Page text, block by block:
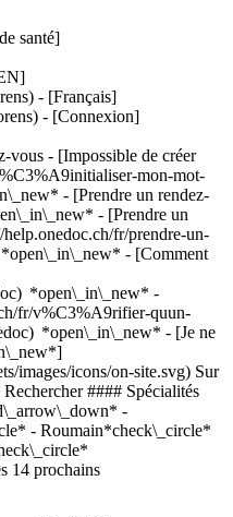
santé]
- [Français]
- [Connexion]
vous - [Impossible de créer
mon-mot-
- [Prendre un rendez-
- [Prendre un
fr/prendre-un-
- [Comment
*open\_in\_new* -
images/icons/checkmark.svg) [Masseuse classique](https://www.onedoc.ch/fr/masseur-classique/gibloux), [Réflexologue](https://www.onedoc.ch/fr/reflexologue/gibloux) Cabinet Aile d'Ange Krystel Félix Chemin de l'Essert 7 1728 Gibloux ![Mme Krystel Félix est affiliée au réseau ASCA](https://assets.onedoc.ch/images/networks/logos/496d325fd4282f2f0a46197dd629fd16fcd2d324839e441a2a65aaa74df08a15-small.png) ![Icône patient avec un signe plus annonçant que le professionnel accepte de nouveaux patients](https://www.onedoc.ch/assets/images/icons/new-patients.svg)Accepte les nouveaux patients [Réserver un RDV](https://www.onedoc.ch/fr/masseuse-classique/gibloux/pcrq8/krystel-felix) [![Mme Mélanie Boens-Pochon, masseuse médicale à Farvagny](https://assets.onedoc.ch/images/users/d0121daffacfef04a58eb705ee40090e9382200db2c6b76ea6c7388bdb436615-small.jpg "Mme Mélanie Boens-Pochon, masseuse médicale à Farvagny")](https://www.onedoc.ch/fr/masseuse-medicale/farvagny/pjo0/melanie-boens-pochon) ### [Mme Mélanie Boens-Pochon](https://www.onedoc.ch/fr/masseuse-medicale/farvagny/pjo0/melanie-boens-pochon) ![Badge indiquant un profil vérifié](https://www.onedoc.ch/assets/images/icons/checkmark.svg) [Masseuse médicale](https://www.onedoc.ch/fr/masseur-medical/farvagny), [Réflexologue](https://www.onedoc.ch/fr/reflexologue/farvagny) Centre améthyste Zone Industrielle d'In-Riaux 8 1726 Farvagny ![Mme Mélanie Boens-Pochon est affiliée au réseau ASCA](https://assets.onedoc.ch/images/networks/logos/496d325fd4282f2f0a46197dd629fd16fcd2d324839e441a2a65aaa74df08a15-small.png)![Mme Mélanie Boens-Pochon est affiliée au réseau RME](https://assets.onedoc.ch/images/networks/logos/a202aabd14cdddb5ff03205af2481fb805645ff903773c55a6c572d22f23762e-small.png) ![Icône patient avec un signe plus annonçant que le professionnel accepte de nouveaux patients](https://www.onedoc.ch/assets/images/icons/new-patients.svg)Accepte les nouveaux patients [Réserver un RDV](https://www.onedoc.ch/fr/masseuse-medicale/farvagny/pjo0/melanie-boens-pochon) [![Mme Valérie Corboz, masseuse thérapeutique à Bulle](https://assets.onedoc.ch/images/users/3023ac23577eca10b8829af4306e403b8326e3fb3d557dbf05bc570790a1ba6f-small.png "Mme Valérie Corboz, masseuse thérapeutique à Bulle")](https://www.onedoc.ch/fr/masseuse-therapeutique/bulle/pjoh/valerie-corboz) ### [Mme Valérie Corboz](https://www.onedoc.ch/fr/masseuse-therapeutique/bulle/pjoh/valerie-corboz) ![Badge indiquant un profil vérifié](https://www.onedoc.ch/assets/images/icons/checkmark.svg) [Masseuse thérapeutique](https://www.onedoc.ch/fr/masseur-therapeutique/bulle), [Réflexologue](https://www.onedoc.ch/fr/reflexologue/bulle) O Sens du Corps massages thérapeutiques Valérie Corboz Rue du Moléson 45 1630 Bulle ![Mme Valérie Corboz est affiliée au réseau ASCA](https://assets.onedoc.ch/images/networks/logos/496d325fd4282f